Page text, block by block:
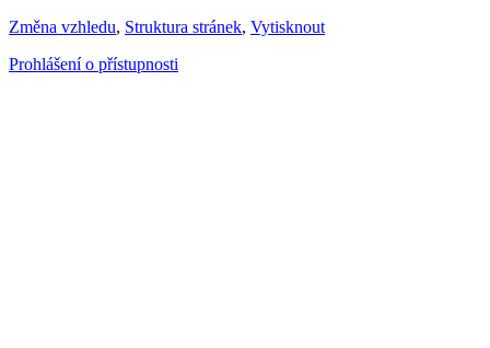
Změna vzhledu, Struktura stránek, Vytisknout
Prohlášení o přístupnosti